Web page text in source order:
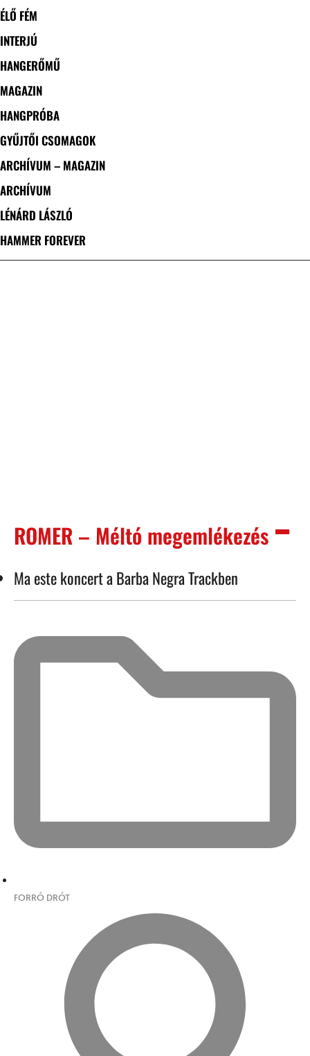
ÉLŐ FÉM
INTERJÚ
HANGERŐMŰ
MAGAZIN
HANGPRÓBA
GYŰJTŐI CSOMAGOK
ARCHÍVUM – MAGAZIN
ARCHÍVUM
LÉNÁRD LÁSZLÓ
HAMMER FOREVER
ROMER – Méltó megemlékezés
Ma este koncert a Barba Negra Trackben
FORRÓ DRÓT